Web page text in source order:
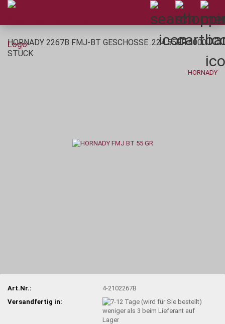
HORNADY 2267B FMJ-BT GESCHOSSE .224 55GR 6000
STÜCK
HORNADY
Art.Nr.:
4-2102267B
Versandfertig in: